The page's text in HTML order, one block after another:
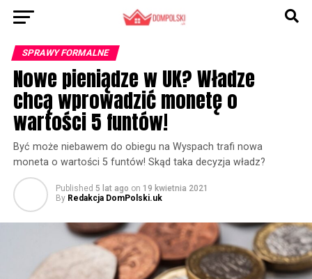
SPRAWY FORMALNE
Nowe pieniądze w UK? Władze
chcą wprowadzić monetę o
wartości 5 funtów!
Być może niebawem do obiegu na Wyspach trafi nowa
moneta o wartości 5 funtów! Skąd taka decyzja władz?
Published 5 lat ago on 19 kwietnia 2021
By Redakcja DomPolski.uk